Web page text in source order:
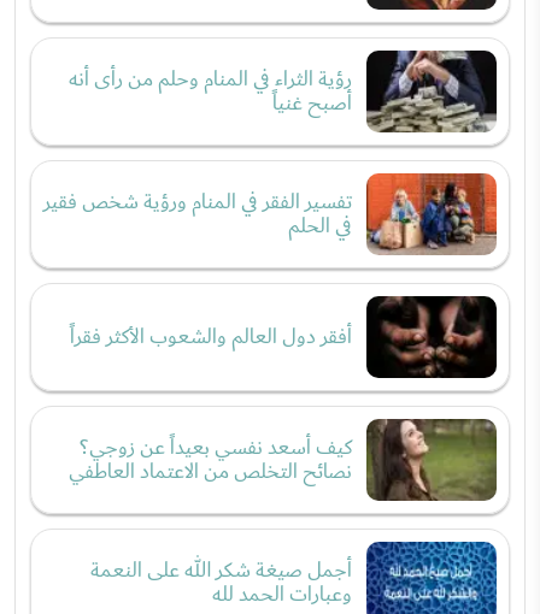
رؤية الثراء في المنام وحلم من رأى أنه
أصبح غنياً
تفسير الفقر في المنام ورؤية شخص فقير
في الحلم
أفقر دول العالم والشعوب الأكثر فقراً
كيف أسعد نفسي بعيداً عن زوجي؟
نصائح التخلص من الاعتماد العاطفي
أجمل صيغة شكر الله على النعمة
وعبارات الحمد لله